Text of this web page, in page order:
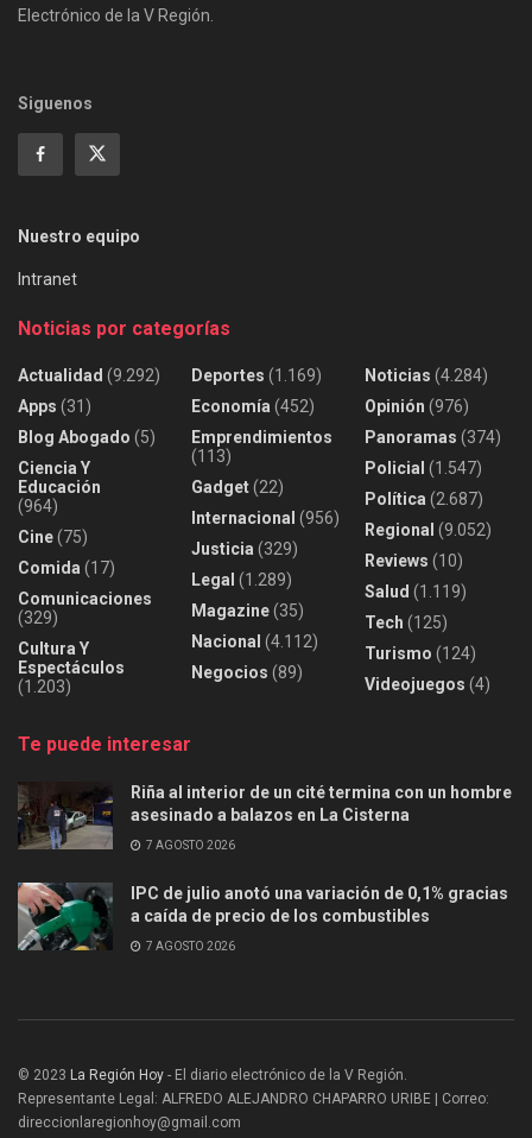
Electrónico de la V Región.
Siguenos
Nuestro equipo
Intranet
Noticias por categorías
Actualidad (9.292)
Apps (31)
Blog Abogado (5)
Ciencia Y
Educación
(964)
Cine(75)
Comida (17)
Comunicaciones
(329)
Cultura Y
Espectáculos
(1.203)
Deportes (1.169)
Economía (452)
Emprendimientos
(113)
Gadget(22)
Internacional (956)
Justicia (329)
Legal (1.289)
Magazine(35)
Nacional (4.112)
Negocios (89)
Noticias (4.284)
Opinión (976)
Panoramas (374)
Policial (1.547)
Política (2.687)
Regional (9.052)
Reviews (10)
Salud (1.119)
Tech (125)
Turismo (124)
Videojuegos (4)
Te puede interesar
Riña al interior de un cité termina con un hombre
asesinado a balazos en La Cisterna
7 AGOSTO 2026
IPC de julio anotó una variación de 0,1% gracias
a caída de precio de los combustibles
7 AGOSTO 2026
© 2023 La Región Hoy - El diario electrónico de la V Región.
Representante Legal: ALFREDO ALEJANDRO CHAPARRO URIBE | Correo:
direccionlaregionhoy@gmail.com